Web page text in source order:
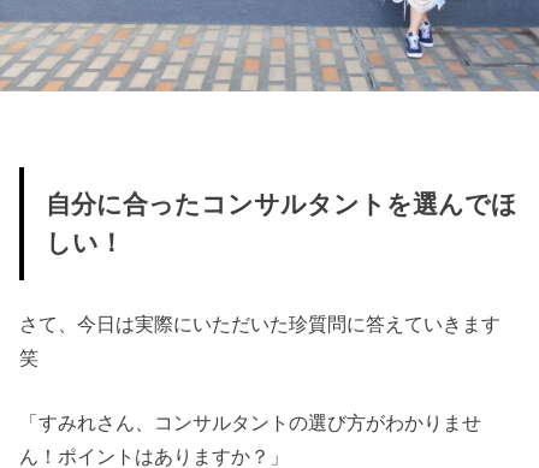
自分に合ったコンサルタントを選んでほ
しい！
さて、今日は実際にいただいた珍質問に答えていきます
笑
「すみれさん、コンサルタントの選び方がわかりませ
ん！ポイントはありますか？」